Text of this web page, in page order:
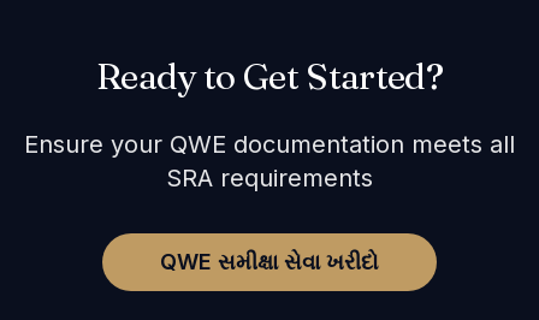
Ready to Get Started?
Ensure your QWE documentation meets all
SRA requirements
QWE સમીક્ષા સેવા ખરીદો